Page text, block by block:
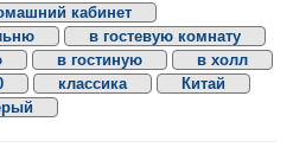
кабинет
в гостевую комнату
в гостиную
в холл
классика
Китай